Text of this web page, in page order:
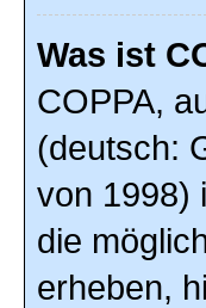
Was ist
COPPA,
(deutsch:
von 1998)
die
erheben,